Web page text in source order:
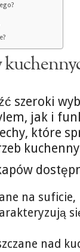
szeroki
jak i
które
na
nad